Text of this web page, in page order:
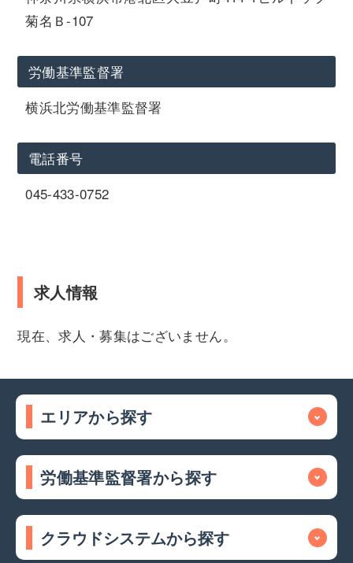
菊名Ｂ-107
労働基準監督署
横浜北労働基準監督署
電話番号
045-433-0752
求人情報
現在、求人・募集はございません。
エリアから探す
労働基準監督署から探す
クラウドシステムから探す